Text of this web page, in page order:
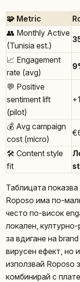
🧩 Metric
👥 Monthly Active
(Tunisia est.)
📈 Engagement
rate (avg)
💬 Positive
sentiment lift
(pilot)
💰 Avg campaign
cost (micro)
🛠️ Content style
fit
Таблицата
Roposo има по-
често по-висок
локален,
за вдигане на
вирусен ефект, но
използвай Roposo
комбинирай с